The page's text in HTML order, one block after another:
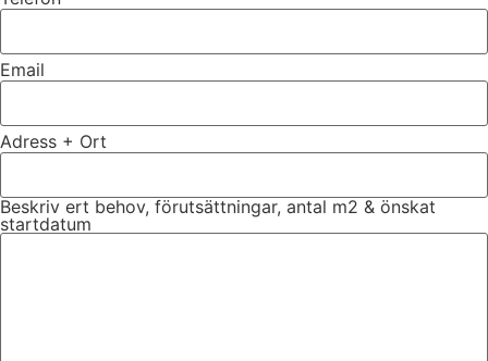
Email
Adress + Ort
Beskriv ert behov, förutsättningar, antal m2 & önskat
startdatum